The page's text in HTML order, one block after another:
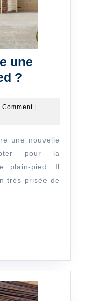
une
?
une
de
plain-
pied
?
Comment
pour la
plain-pied. Il
très prisée de